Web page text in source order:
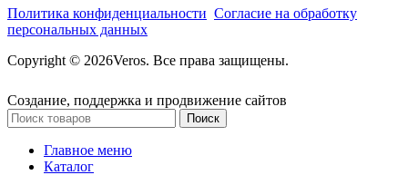
Политика конфиденциальности Согласие на обработку
персональных данных
Copyright © 2026Veros. Все права защищены.
Создание, поддержка и продвижение сайтов
Поиск
Главное меню
Каталог